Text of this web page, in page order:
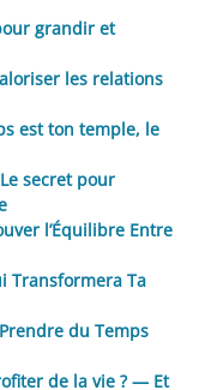
grandir et
les relations
est ton temple, le
secret pour
l’Équilibre Entre
Transformera Ta
du Temps
de la vie ? — Et